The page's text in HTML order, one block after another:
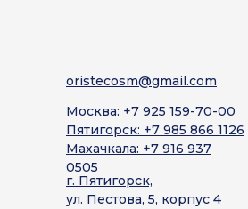
oristecosm@gmail.com
Москва: +7 925 159-70-00
Пятигорск: +7 985 866 1126
Махачкала: +7 916 937
0505
г. Пятигорск,
ул. Пестова, 5, корпус 4